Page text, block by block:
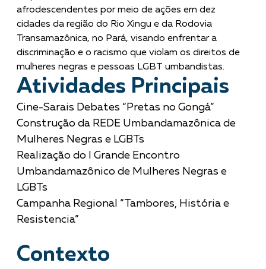
afrodescendentes por meio de ações em dez
cidades da região do Rio Xingu e da Rodovia
Transamazônica, no Pará, visando enfrentar a
discriminação e o racismo que violam os direitos de
mulheres negras e pessoas LGBT umbandistas.
Atividades Principais
Cine-Sarais Debates “Pretas no Gongá”
Construção da REDE Umbandamazônica de
Mulheres Negras e LGBTs
Realização do I Grande Encontro
Umbandamazônico de Mulheres Negras e
LGBTs
Campanha Regional “Tambores, História e
Resistencia”
Contexto